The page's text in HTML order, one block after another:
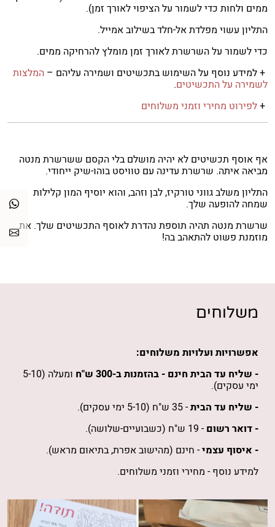
ממים ולחות כדי לשמור על הציפוי לאורך זמן).
התליון עשוי מפלדת אל-חלד בשילוב אמייל.
כדי לשמור על השרשרת לאורך זמן מומלץ להרחיקה ממים.
+ למידע נוסף על השימוש בתכשיטים ושמירה עליהם – המלצות
לשמירה על התכשיטים.
+לפירוט מחירי וזמני משלוחים
אף אוסף תכשיטים לא יהיה מושלם בלי הקסם ששרשרת מנטה
מביאה איתה. שרשרת עדינה עם טוויסט בוהו-שיק ייחודי.
התליון משלב גווני טורקיז, לבן וזהב, והוא יוסיף המון קלילות
שמחה להופעה שלך.
שרשרת מנטה תהיה תוספת נהדרת לאוסף התכשיטים שלך. את
מוזמנת פשוט להתאהב בה!
משלוחים
אפשרויות ועלויות משלוחים:
- שליח עד הבית חינם - בהזמנותב-300 ש"ח ומעלה (5-10
ימי עסקים).
- שליח עד הבית- 35 ש"ח (5-10 ימי עסקים).
- דואר רשום- 19 ש"ח (כשבועיים-שלושה).
- איסוף עצמי- חינם (מהישוב אפרת, בתיאום מראש).
למידע נוסף - מחירי וזמני משלוחים.